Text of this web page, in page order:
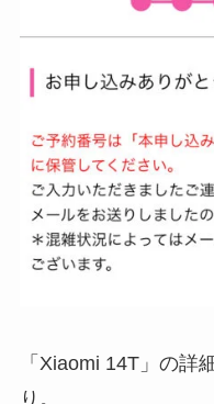
「Xiaomi 14T」の詳
り。